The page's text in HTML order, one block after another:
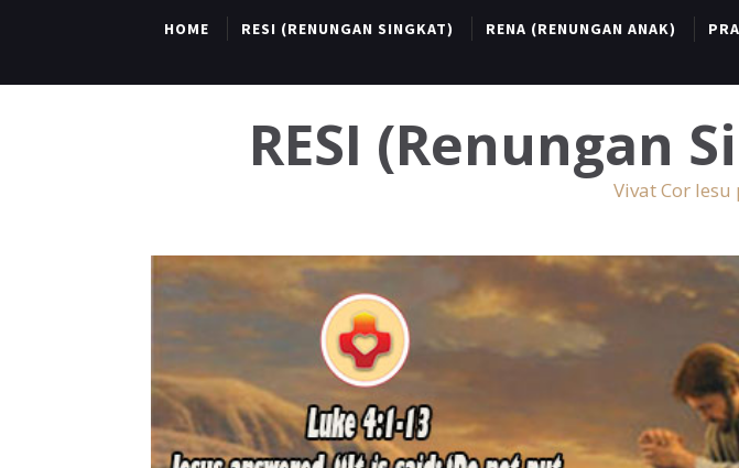
HOME RESI (RENUNGAN SINGKAT) RENA (RENUNGAN ANAK)
RESI (Renungan
Vivat Cor